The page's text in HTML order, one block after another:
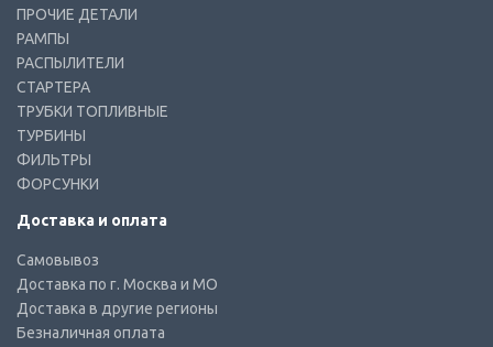
ПРОЧИЕ ДЕТАЛИ
РАМПЫ
РАСПЫЛИТЕЛИ
СТАРТЕРА
ТРУБКИ ТОПЛИВНЫЕ
ТУРБИНЫ
ФИЛЬТРЫ
ФОРСУНКИ
Доставка и оплата
Самовывоз
Доставка по г. Москва и МО
Доставка в другие регионы
Безналичная оплата